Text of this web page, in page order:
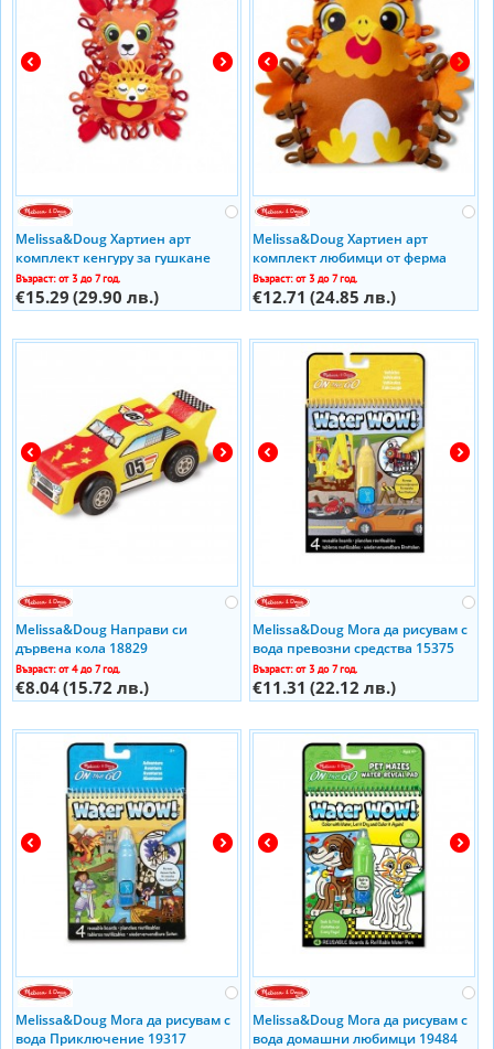
Melissa&Doug Хартиен арт
комплект кенгуру за гушкане
40188
Възраст: от 3 до 7 год.
€15.29 (29.90 лв.)
Melissa&Doug Хартиен арт
комплект любимци от ферма
40194
Възраст: от 3 до 7 год.
€12.71 (24.85 лв.)
Melissa&Doug Направи си
дървена кола 18829
Възраст: от 4 до 7 год.
€8.04(15.72 лв.)
Melissa&Doug Мога да рисувам с
вода превозни средства 15375
Възраст: от 3 до 7 год.
€11.31 (22.12 лв.)
Melissa&Doug Мога да рисувам с
вода Приключение 19317
Melissa&Doug Мога да рисувам с
вода домашни любимци 19484